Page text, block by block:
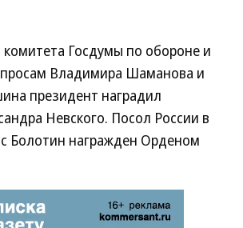
Госдумы по обороне и
Владимира Шаманова и
президент наградил
Невского. Посол России в
Болотин награжден Орденом